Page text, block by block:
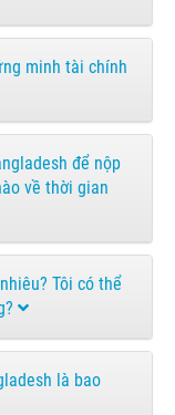
minh tài chính
để nộp
về thời gian
Tôi có thể
là bao